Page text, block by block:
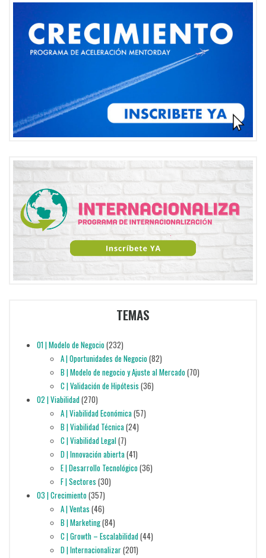
TEMAS
01 | Modelo de Negocio(232)
A | Oportunidades de Negocio(82)
B | Modelo de negocio y Ajuste al Mercado(70)
C | Validación de Hipótesis (36)
02 | Viabilidad(270)
A | Viabilidad Económica(57)
B | Viabilidad Técnica(24)
C | Viabilidad Legal(7)
D | Innovación abierta(41)
E | Desarrollo Tecnológico(36)
F | Sectores (30)
03 | Crecimiento(357)
A | Ventas (46)
B | Marketing(84)
C | Growth – Escalabilidad(44)
D | Internacionalizar(201)